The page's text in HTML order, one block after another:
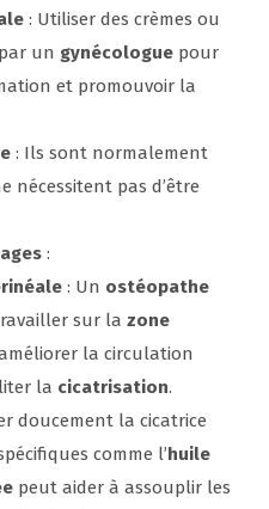
: Utiliser des crèmes ou
un gynécologue pour
et promouvoir la
: Ils sont normalement
nécessitent pas d’être
:
: Un ostéopathe
sur la zone
la circulation
la cicatrisation.
doucement la cicatrice
comme l’huile
peut aider à assouplir les